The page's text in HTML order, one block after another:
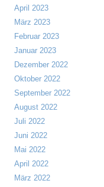
April 2023
März 2023
Februar 2023
Januar 2023
Dezember 2022
Oktober 2022
September 2022
August 2022
Juli 2022
Juni 2022
Mai 2022
April 2022
März 2022